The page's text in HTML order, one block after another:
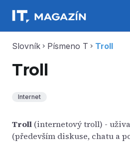
Slovník chevron_right Písmeno T chevron_right Troll
Troll
Internet
Troll (internetový troll) -
(především diskuse, chatu a